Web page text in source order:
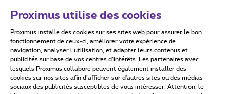
Conditions d'utilisation Accessibility statement
Tous droits réservés. © 2026
Proximus utilise des cookies
Proximus installe des cookies sur ses sites web pour assurer le bon
fonctionnement de ceux-ci, améliorer votre expérience de
navigation, analyser l’utilisation, et adapter leurs contenus et
publicités sur base de vos centres d’intérêts. Les partenaires avec
lesquels Proximus collabore peuvent également installer des
cookies sur nos sites afin d’afficher sur d'autres sites ou des médias
sociaux des publicités susceptibles de vous intéresser. Attention, le